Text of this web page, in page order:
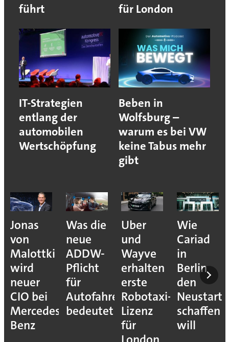
führt
für London
IT-Strategien
entlang der
automobilen
Wertschöpfung
Beben in
Wolfsburg –
warum es bei VW
keine Tabus mehr
gibt
Jonas
von
Malottki
wird
neuer
CIO bei
Mercedes-
Benz
Was die
neue
ADDW-
Pflicht
für
Autofahrer
bedeutet
Uber
und
Wayve
erhalten
erste
Robotaxi-
Lizenz
für
Wie
Cariad
in
Berlin
den
Neustart
schaffen
will